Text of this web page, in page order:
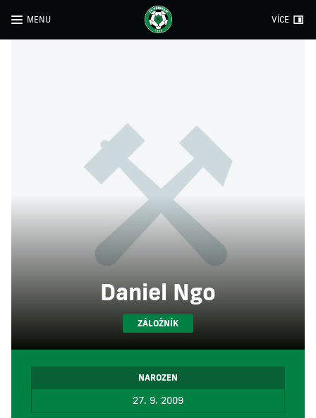
MENU VÍCE
Daniel Ngo
ZÁLOŽNÍK
NAROZEN
27. 9. 2009